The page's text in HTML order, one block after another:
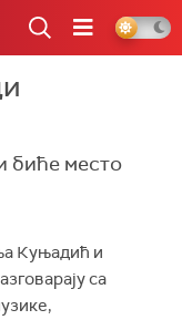
биће место
Куњадић и
са